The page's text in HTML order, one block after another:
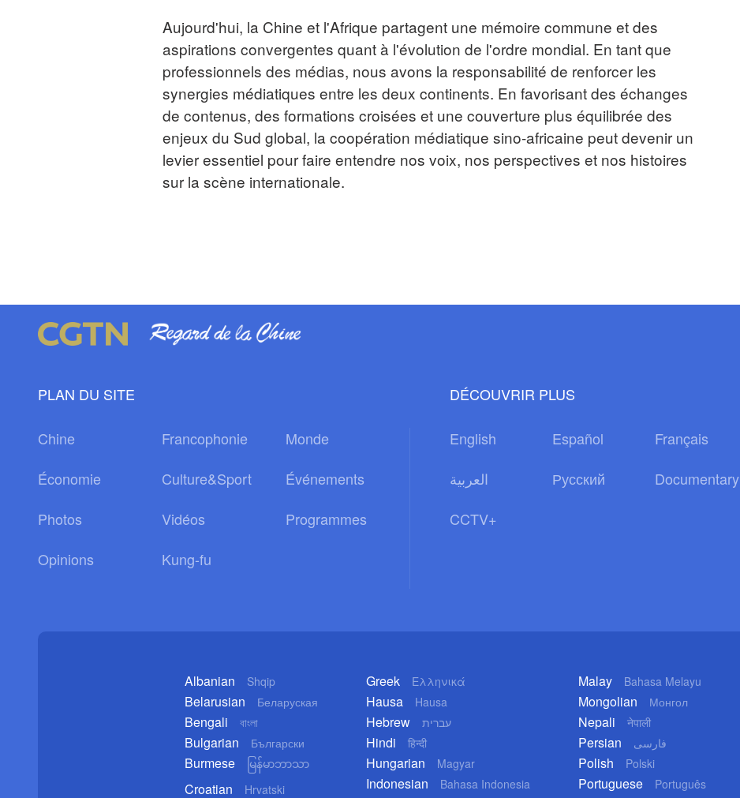
Aujourd'hui, la Chine et l'Afrique partagent une mémoire commune et des
aspirations convergentes quant à l'évolution de l'ordre mondial. En tant que
professionnels des médias, nous avons la responsabilité de renforcer les
synergies médiatiques entre les deux continents. En favorisant des échanges
de contenus, des formations croisées et une couverture plus équilibrée des
enjeux du Sud global, la coopération médiatique sino-africaine peut devenir un
levier essentiel pour faire entendre nos voix, nos perspectives et nos histoires
sur la scène internationale.
PLAN DU SITE
Chine Francophonie
Monde
Économie
Culture&Sport
Événements
Photos
Vidéos
Programmes
Opinions
Kung-fu
DÉCOUVRIR PLUS
English Español
Français
العربية
Русский
Documentary
CCTV+
Albanian Shqip
Belarusian Беларуская
Bengali বাংলা
Bulgarian Български
Burmese မြန်မာဘာသာ
Croatian Hrvatski
Greek Ελληνικά
Hausa Hausa
Hebrew עברית
Hindi हिन्दी
Hungarian Magyar
Indonesian Bahasa Indonesia
Malay Bahasa Melayu
Mongolian Монгол
Nepali नेपाली
Persian فارسی
Polish Polski
Portuguese Português